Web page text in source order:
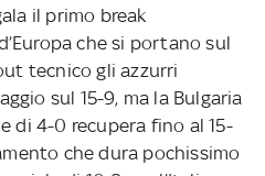
il primo break
che si portano sul
tecnico gli azzurri
sul 15-9, ma la Bulgaria
di 4-0 recupera fino al 15-
che dura pochissimo